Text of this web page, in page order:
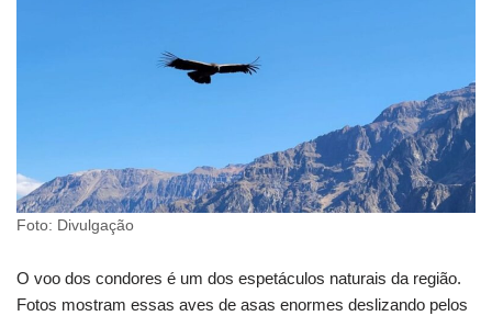
Foto: Divulgação
O voo dos condores é um dos espetáculos naturais da região.
Fotos mostram essas aves de asas enormes deslizando pelos